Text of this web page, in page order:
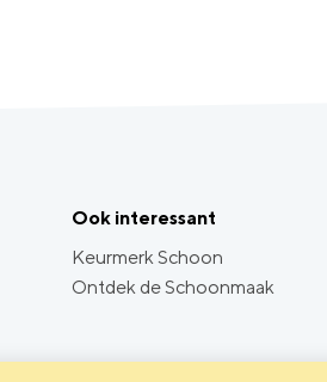
Ook interessant
Keurmerk Schoon
Ontdek de Schoonmaak